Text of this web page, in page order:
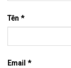
Tên *
Email *